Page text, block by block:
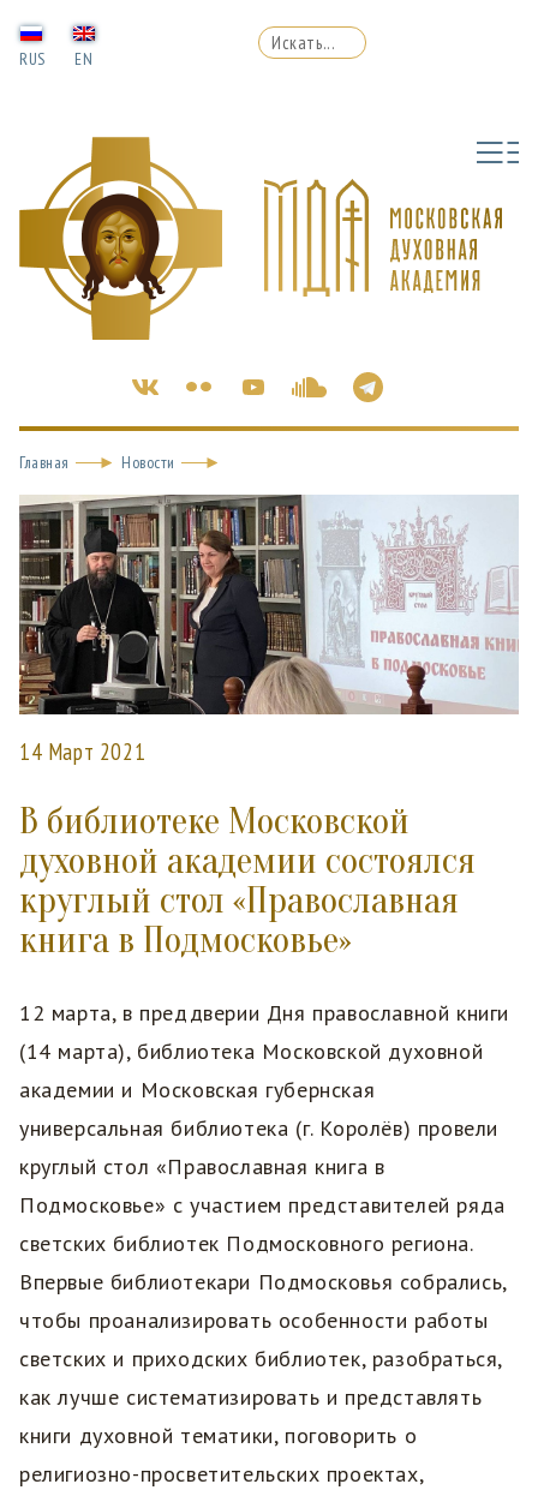
RUS EN
Главная Новости
14 Март 2021
В библиотеке Московской
духовной академии состоялся
круглый стол «Православная
книга в Подмосковье»
12 марта, в преддверии Дня православной книги
(14 марта), библиотека Московской духовной
академии и Московская губернская
универсальная библиотека (г. Королёв) провели
круглый стол «Православная книга в
Подмосковье» с участием представителей ряда
светских библиотек Подмосковного региона.
Впервые библиотекари Подмосковья собрались,
чтобы проанализировать особенности работы
светских и приходских библиотек, разобраться,
как лучше систематизировать и представлять
книги духовной тематики, поговорить о
религиозно-просветительских проектах,